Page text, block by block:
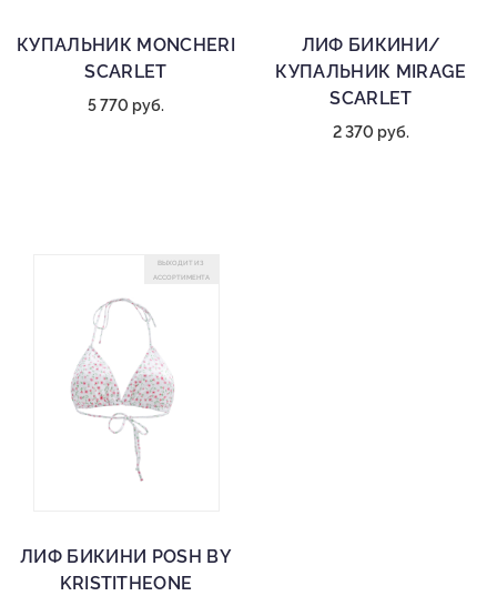
КУПАЛЬНИК MONCHERI
SCARLET
5 770 руб.
ЛИФ БИКИНИ/
КУПАЛЬНИК MIRAGE
SCARLET
2 370 руб.
ВЫХОДИТ ИЗ
АССОРТИМЕНТА
ЛИФ БИКИНИ POSH BY
KRISTITHEONE